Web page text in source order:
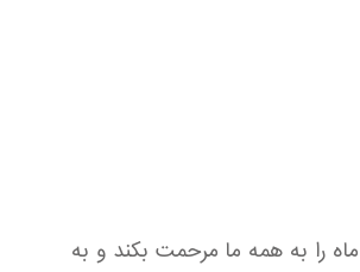
را به همه ما مرحمت بکند و به